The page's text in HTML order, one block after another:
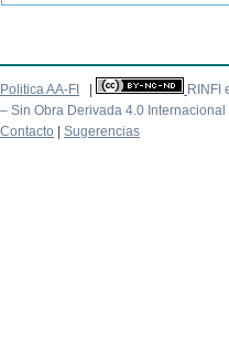
Politica AA-FI RINFI
– Sin Obra Derivada 4.0 Internacional
Contacto
Sugerencias